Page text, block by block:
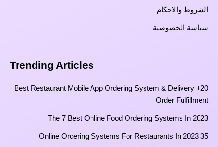
الشروط والاحكام
سياسة الخصوصية
Trending Articles
20+ Best Restaurant Mobile App Ordering System & Delivery
Order Fulfillment
The 7 Best Online Food Ordering Systems In 2023
35 Online Ordering Systems For Restaurants In 2023